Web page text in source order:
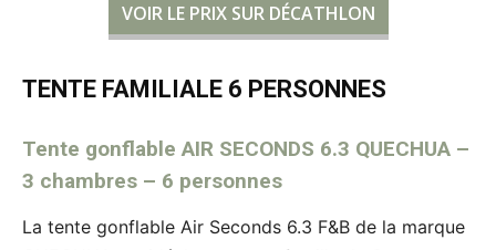
VOIR LE PRIX SUR DÉCATHLON
TENTE FAMILIALE 6 PERSONNES
Tente gonflable AIR SECONDS 6.3 QUECHUA –
3 chambres – 6 personnes
La tente gonflable Air Seconds 6.3 F&B de la marque